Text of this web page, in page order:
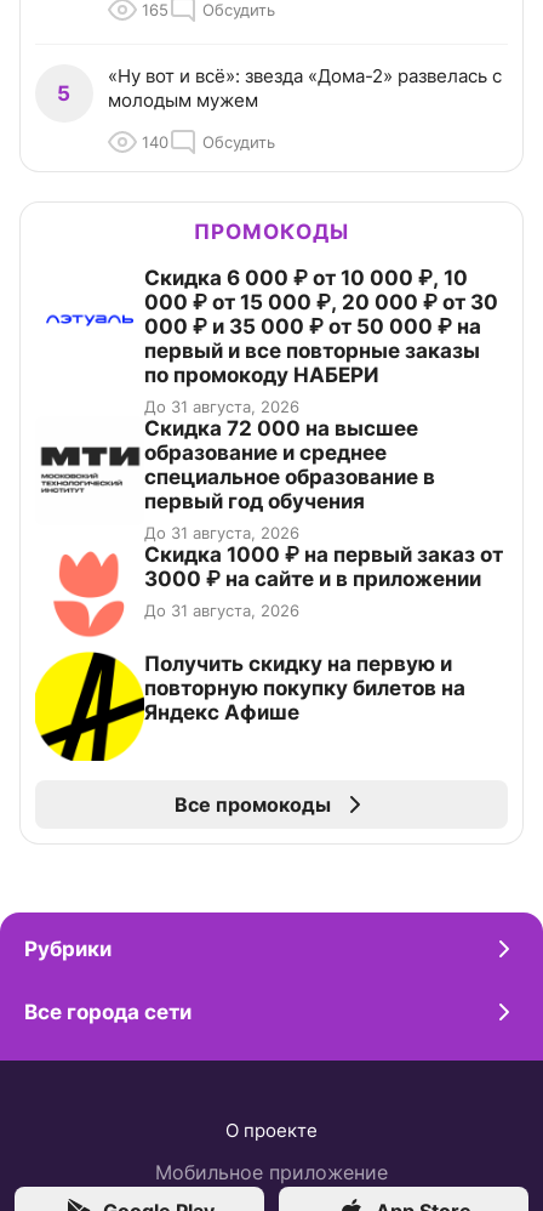
165 Обсудить
5
«Ну вот и всё»: звезда «Дома-2» развелась с
молодым мужем
140 Обсудить
ПРОМОКОДЫ
Скидка 6 000 ₽ от 10 000 ₽, 10
000 ₽ от 15 000 ₽, 20 000 ₽ от 30
000 ₽ и 35 000 ₽ от 50 000 ₽ на
первый и все повторные заказы
по промокоду НАБЕРИ
До 31 августа, 2026
Скидка 72 000 на высшее
образование и среднее
специальное образование в
первый год обучения
До 31 августа, 2026
Скидка 1000 ₽ на первый заказ от
3000 ₽ на сайте и в приложении
До 31 августа, 2026
Получить скидку на первую и
повторную покупку билетов на
Яндекс Афише
Все промокоды
Рубрики
Все города сети
О проекте
Мобильное приложение